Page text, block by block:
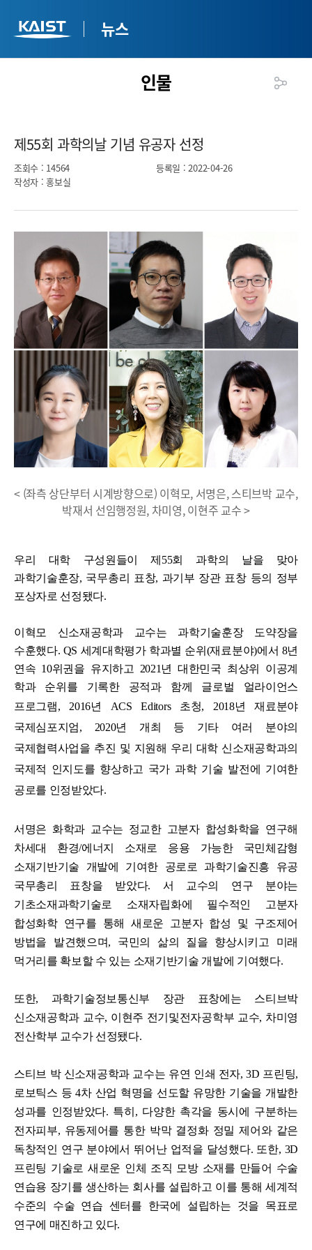
뉴스
인물
제55회 과학의날 기념 유공자 선정​
조회수 : 14564 등록일 : 2022-04-26
작성자 : 홍보실
< (좌측 상단부터 시계방향으로) 이혁모, 서명은, 스티브박 교수,
박재서 선임행정원, 차미영, 이현주 교수 >
우리 대학 구성원들이 제55회 과학의 날을 맞아
과학기술훈장, 국무총리 표창, 과기부 장관 표창 등의 정부
포상자로 선정됐다.
이혁모 신소재공학과 교수는 과학기술훈장 도약장을
수훈했다. QS 세계대학평가 학과별 순위(재료분야)에서 8년
연속 10위권을 유지하고 2021년 대한민국 최상위 이공계
학과 순위를 기록한 공적과 함께 글로벌 얼라이언스
프로그램, 2016년 ACS Editors 초청, 2018년재료분야
국제심포지엄, 2020년 개최 등 기타 여러 분야의
국제협력사업을 추진 및 지원해 우리 대학 신소재공학과의
국제적 인지도를 향상하고 국가 과학 기술 발전에 기여한
공로를 인정받았다.
서명은 화학과 교수는 정교한 고분자 합성화학을 연구해
차세대 환경/에너지 소재로 응용 가능한 국민체감형
소재기반기술 개발에 기여한 공로로 과학기술진흥 유공
국무총리 표창을 받았다. 서 교수의 연구 분야는
기초소재과학기술로 소재자립화에 필수적인 고분자
합성화학 연구를 통해 새로운 고분자 합성 및 구조제어
방법을 발견했으며, 국민의 삶의 질을 향상시키고 미래
먹거리를 확보할 수 있는 소재기반기술 개발에 기여했다.
또한, 과학기술정보통신부 장관 표창에는 스티브박
신소재공학과 교수, 이현주 전기및전자공학부 교수, 차미영
전산학부 교수가 선정됐다.
스티브 박 신소재공학과 교수는 유연 인쇄 전자, 3D 프린팅,
로보틱스 등 4차 산업 혁명을 선도할 유망한 기술을 개발한
성과를 인정받았다. 특히, 다양한 촉각을 동시에 구분하는
전자피부, 유동제어를 통한 박막 결정화 정밀 제어와 같은
독창적인 연구 분야에서 뛰어난 업적을 달성했다. 또한, 3D
프린팅 기술로 새로운 인체 조직 모방 소재를 만들어 수술
연습용 장기를 생산하는 회사를 설립하고 이를 통해 세계적
수준의 수술 연습 센터를 한국에 설립하는 것을 목표로
연구에 매진하고 있다.